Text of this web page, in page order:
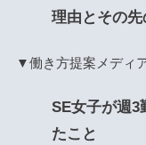
理由とその
▼働き方提案メディ
SE女子が週3
たこと